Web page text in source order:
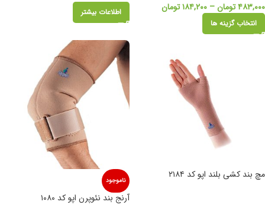
۴۸۳,۰۰۰تومان– ۱۸۴,۲۰۰تومان
انتخاب گزینه ها
اطلاعات بیشتر
مچ بند کشی بلند اپو کد ۲۱۸۴ ناموجود
آرنج بند نئوپرن اپو کد ۱۰۸۰